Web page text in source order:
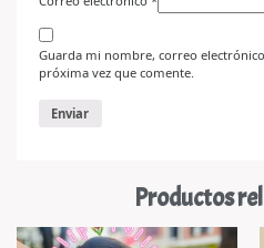
Guarda mi nombre, correo
próxima vez que comente.
Productos